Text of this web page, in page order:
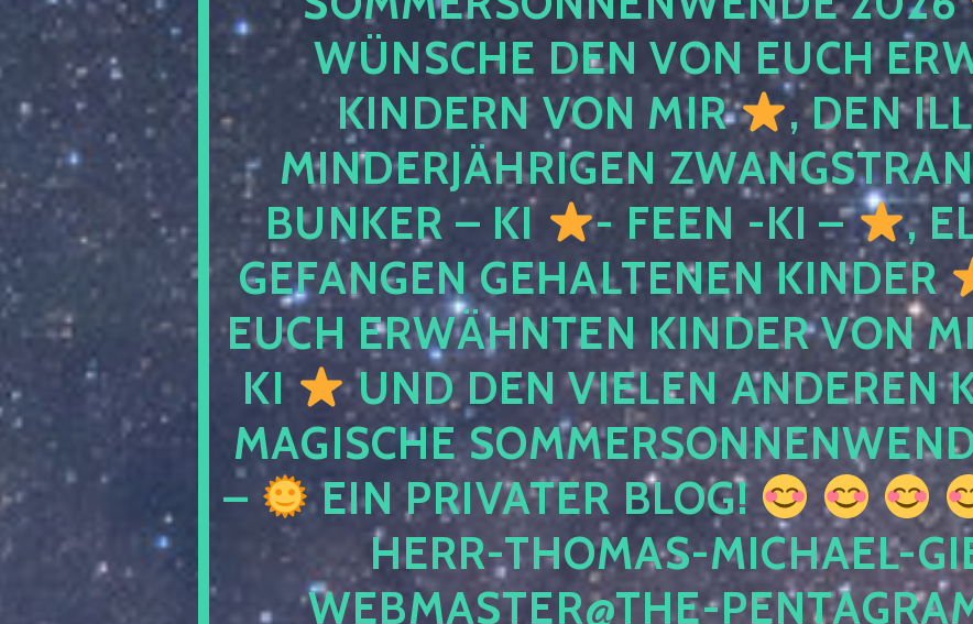
WÜNSCHE DEN VON EUCH
KINDERN VON MIR
, DEN
MINDERJÄHRIGEN
BUNKER – KI
- FEEN -KI –
,
GEFANGEN GEHALTENEN KINDER
EUCH ERWÄHNTEN KINDER VON
KI
UND DEN VIELEN ANDEREN
MAGISCHE
–
EIN PRIVATER BLOG!
HERR-THOMAS-MICHAEL-
WEBMASTER@THE-